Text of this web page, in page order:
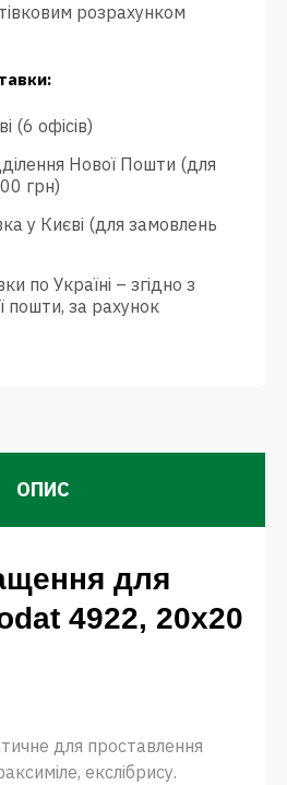
розрахунком
(6 офісів)
Нової Пошти (для
грн)
у Києві (для замовлень
по Україні – згідно з
за рахунок
ОПИС
для
4922, 20х20
для проставлення
екслібрису.